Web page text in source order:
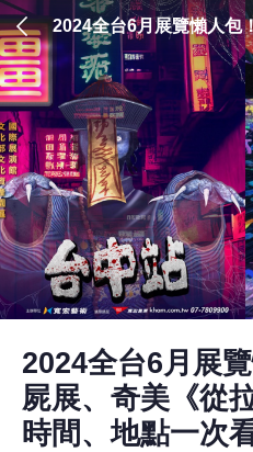
2024全台6月展覽懶人包
《從拉斐爾到梵谷》，時
2024全台6月展
屍展、奇美《從
時間、地點一次